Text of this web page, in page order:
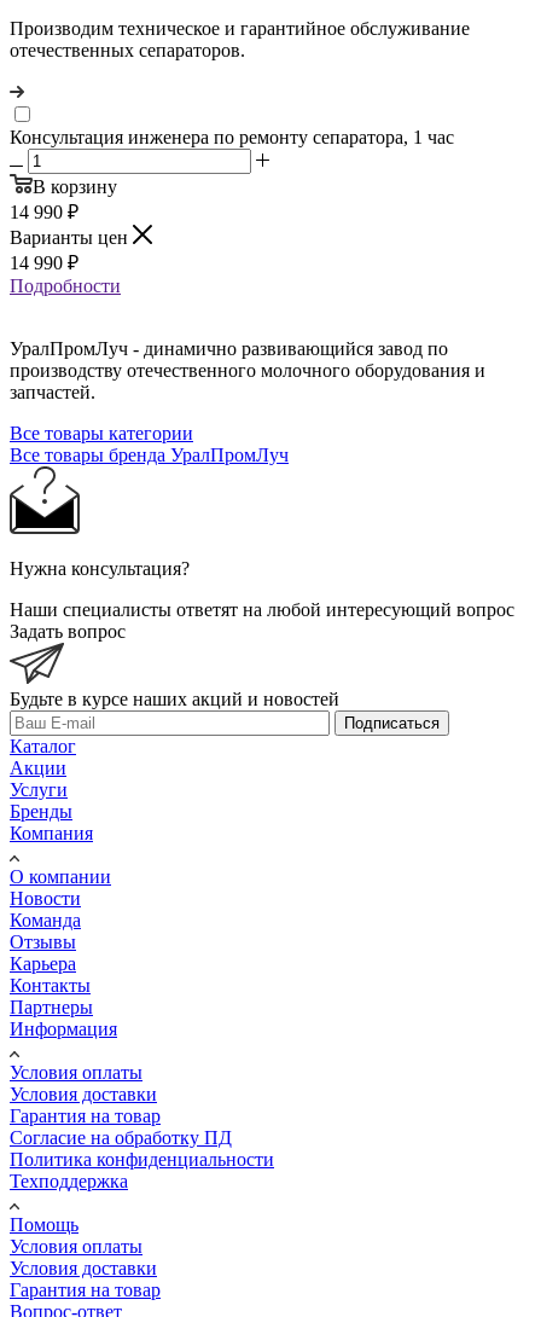
Производим техническое и гарантийное обслуживание
отечественных сепараторов.
Консультация инженера по ремонту сепаратора, 1 час
В корзину
14 990 ₽
Варианты цен
14 990 ₽
Подробности
УралПромЛуч - динамично развивающийся завод по
производству отечественного молочного оборудования и
запчастей.
Все товары категории
Все товары бренда УралПромЛуч
Нужна консультация?
Наши специалисты ответят на любой интересующий вопрос
Задать вопрос
Будьте в курсе наших акций и новостей
Подписаться
Каталог
Акции
Услуги
Бренды
Компания
О компании
Новости
Команда
Отзывы
Карьера
Контакты
Партнеры
Информация
Условия оплаты
Условия доставки
Гарантия на товар
Согласие на обработку ПД
Политика конфиденциальности
Техподдержка
Помощь
Условия оплаты
Условия доставки
Гарантия на товар
Вопрос-ответ